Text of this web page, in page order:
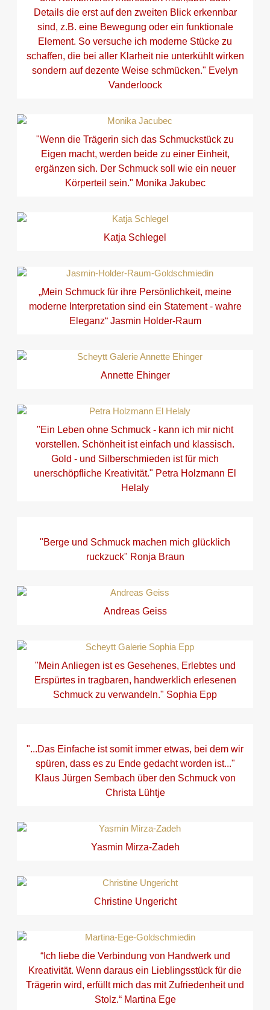
Details die erst auf den zweiten Blick erkennbar
sind, z.B. eine Bewegung oder ein funktionale
Element. So versuche ich moderne Stücke zu
schaffen, die bei aller Klarheit nie unterkühlt wirken
sondern auf dezente Weise schmücken." Evelyn
Vanderloock
"Wenn die Trägerin sich das Schmuckstück zu
Eigen macht, werden beide zu einer Einheit,
ergänzen sich. Der Schmuck soll wie ein neuer
Körperteil sein." Monika Jakubec
Katja Schlegel
„Mein Schmuck für ihre Persönlichkeit, meine
moderne Interpretation sind ein Statement - wahre
Eleganz“ Jasmin Holder-Raum
Annette Ehinger
"Ein Leben ohne Schmuck - kann ich mir nicht
vorstellen. Schönheit ist einfach und klassisch.
Gold - und Silberschmieden ist für mich
unerschöpfliche Kreativität." Petra Holzmann El
Helaly
"Berge und Schmuck machen mich glücklich
ruckzuck" Ronja Braun
Andreas Geiss
"Mein Anliegen ist es Gesehenes, Erlebtes und
Erspürtes in tragbaren, handwerklich erlesenen
Schmuck zu verwandeln." Sophia Epp
"...Das Einfache ist somit immer etwas, bei dem wir
spüren, dass es zu Ende gedacht worden ist..."
Klaus Jürgen Sembach über den Schmuck von
Christa Lühtje
Yasmin Mirza-Zadeh
Christine Ungericht
“Ich liebe die Verbindung von Handwerk und
Kreativität. Wenn daraus ein Lieblingsstück für die
Trägerin wird, erfüllt mich das mit Zufriedenheit und
Stolz.“ Martina Ege